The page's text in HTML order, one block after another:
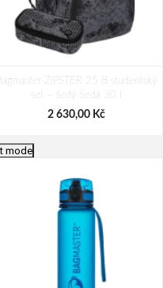
Bagmaster ZIPSTER 25 B studentský
set – šedý Šedá 30 l
2 630,00 Kč
mode